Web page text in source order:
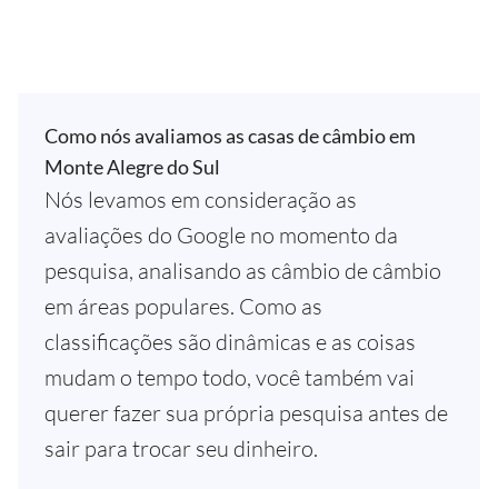
Como nós avaliamos as casas de câmbio em
Monte Alegre do Sul
Nós levamos em consideração as
avaliações do Google no momento da
pesquisa, analisando as câmbio de câmbio
em áreas populares. Como as
classificações são dinâmicas e as coisas
mudam o tempo todo, você também vai
querer fazer sua própria pesquisa antes de
sair para trocar seu dinheiro.